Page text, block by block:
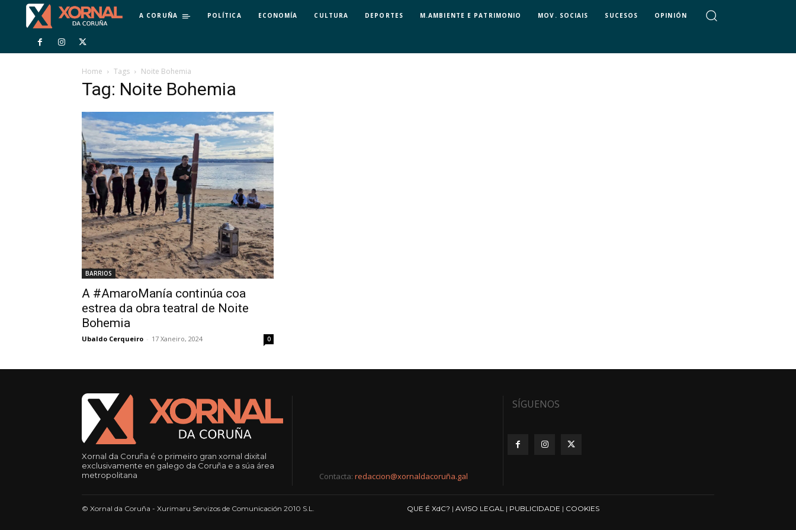
A CORUÑA POLÍTICA ECONOMÍA CULTURA DEPORTES M.AMBIENTE E PATRIMONIO MOV. SOCIAIS SUCESOS OPINIÓN
Home Tags Noite Bohemia
Tag: Noite Bohemia
BARRIOS
A #AmaroManía continúa coa
estrea da obra teatral de Noite
Bohemia
Ubaldo Cerqueiro - 17 Xaneiro, 2024 0
Xornal da Coruña é o primeiro gran xornal dixital
exclusivamente en galego da Coruña e a súa área
metropolitana
Contacta: redaccion@xornaldacoruña.gal
SÍGUENOS
© Xornal da Coruña - Xurimaru Servizos de Comunicación 2010 S.L. QUE É XdC? | AVISO LEGAL | PUBLICIDADE | COOKIES